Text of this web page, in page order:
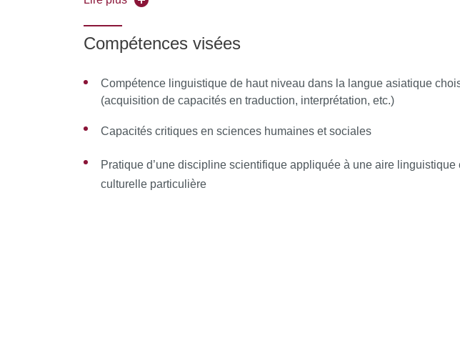
à des laboratoires de recherche de pointe. L'objectif de la Graduate
atteindre un excellent niveau en langues orientales et en sciences
Compétences visées
Compétence linguistique de haut niveau dans la langue asiatique
(acquisition de capacités en traduction, interprétation, etc.)
Capacités critiques en sciences humaines et sociales
Pratique d’une discipline scientifique appliquée à une aire linguistique
culturelle particulière